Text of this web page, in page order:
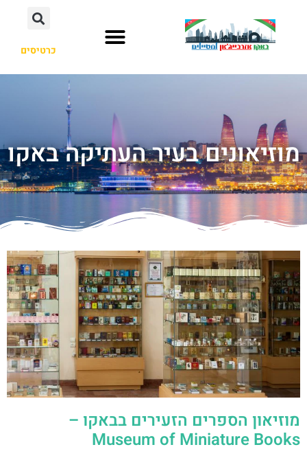
כרטיסים
מוזיאונים בעיר העתיקה באקו
מוזיאון הספרים הזעירים בבאקו –
Museum of Miniature Books